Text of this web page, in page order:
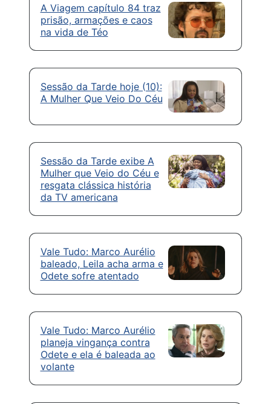
A Viagem capítulo 84 traz
prisão, armações e caos
na vida de Téo
Sessão da Tarde hoje (10):
A Mulher Que Veio Do Céu
Sessão da Tarde exibe A
Mulher que Veio do Céu e
resgata clássica história
da TV americana
Vale Tudo: Marco Aurélio
baleado, Leila acha arma e
Odete sofre atentado
Vale Tudo: Marco Aurélio
planeja vingança contra
Odete e ela é baleada ao
volante